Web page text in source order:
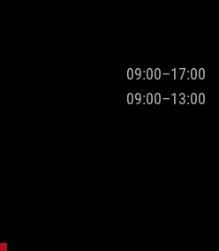
09:00–17:00
09:00–13:00